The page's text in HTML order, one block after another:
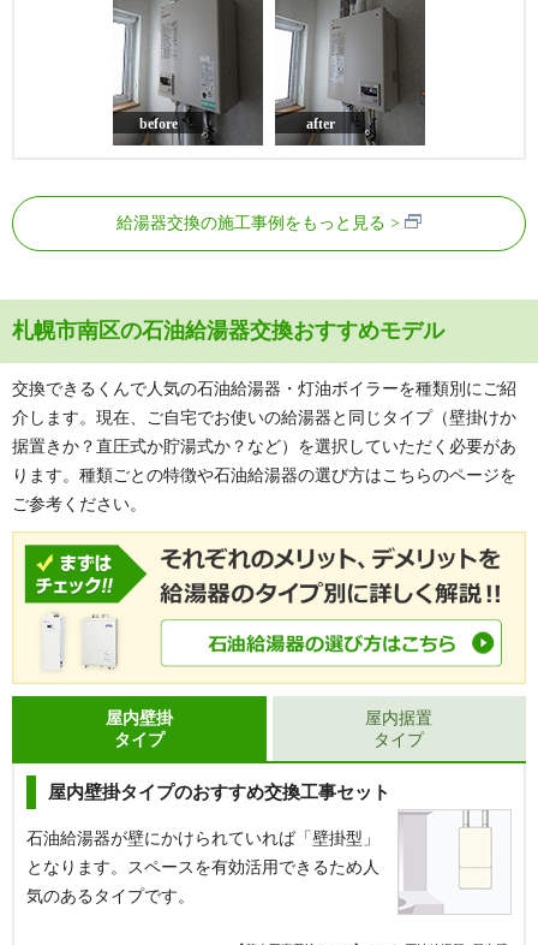
before after
給湯器交換の施工事例をもっと見る
札幌市南区の石油給湯器交換おすすめモデル
交換できるくんで人気の石油給湯器・灯油ボイラーを種類別にご紹
介します。現在、ご自宅でお使いの給湯器と同じタイプ（壁掛けか
据置きか？直圧式か貯湯式か？など）を選択していただく必要があ
ります。種類ごとの特徴や石油給湯器の選び方はこちらのページを
ご参考ください。
屋内壁掛
タイプ
屋内壁掛タイプのおすすめ交換工事セット
石油給湯器が壁にかけられていれば「壁掛型」
となります。スペースを有効活用できるため人
気のあるタイプです。
屋内据置
タイプ